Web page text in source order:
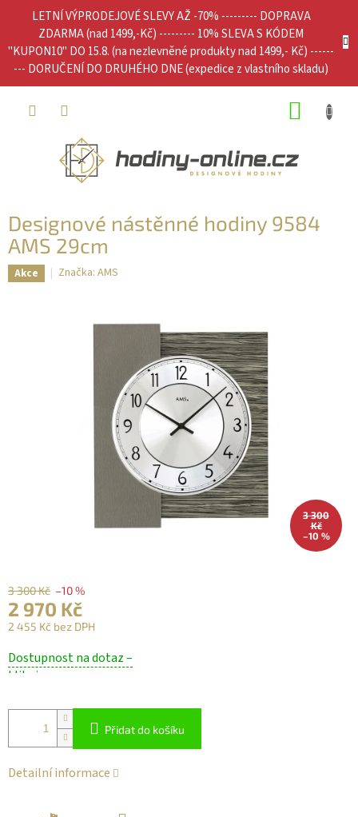
LETNÍ VÝPRODEJOVÉ SLEVY AŽ -70% --------- DOPRAVA
ZDARMA (nad 1499,-Kč) --------- 10% SLEVA S KÓDEM
"KUPON10" DO 15.8. (na nezlevněné produkty nad 1499,- Kč) ------
--- DORUČENÍ DO DRUHÉHO DNE (expedice z vlastního skladu)
Designové nástěnné hodiny 9584
AMS 29cm
Akce Značka: AMS
3 300
Kč
–10 %
3 300 Kč –10 %
2 970 Kč
2 455 Kč bez DPH
cena:
Dostupnost na dotaz –
klikni
Přidat do košíku
Detailní informace